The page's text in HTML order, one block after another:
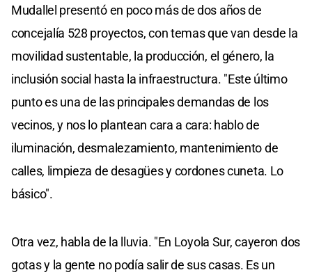
Mudallel presentó en poco más de dos años de
concejalía 528 proyectos, con temas que van desde la
movilidad sustentable, la producción, el género, la
inclusión social hasta la infraestructura. "Este último
punto es una de las principales demandas de los
vecinos, y nos lo plantean cara a cara: hablo de
iluminación, desmalezamiento, mantenimiento de
calles, limpieza de desagües y cordones cuneta. Lo
básico".
Otra vez, habla de la lluvia. "En Loyola Sur, cayeron dos
gotas y la gente no podía salir de sus casas. Es un